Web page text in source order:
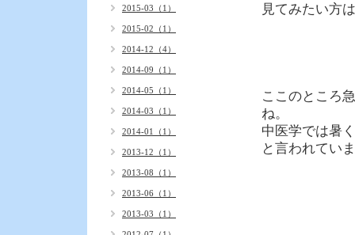
見てみたい方
ここのところ
ね。
中医学では暑
と言われてい
2015-03（1）
2015-02（1）
2014-12（4）
2014-09（1）
2014-05（1）
2014-03（1）
2014-01（1）
2013-12（1）
2013-08（1）
2013-06（1）
2013-03（1）